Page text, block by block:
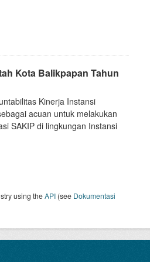
Kota Balikpapan Tahun
Kinerja Instansi
acuan untuk melakukan
SAKIP di lingkungan Instansi
using theAPI (see Dokumentasi